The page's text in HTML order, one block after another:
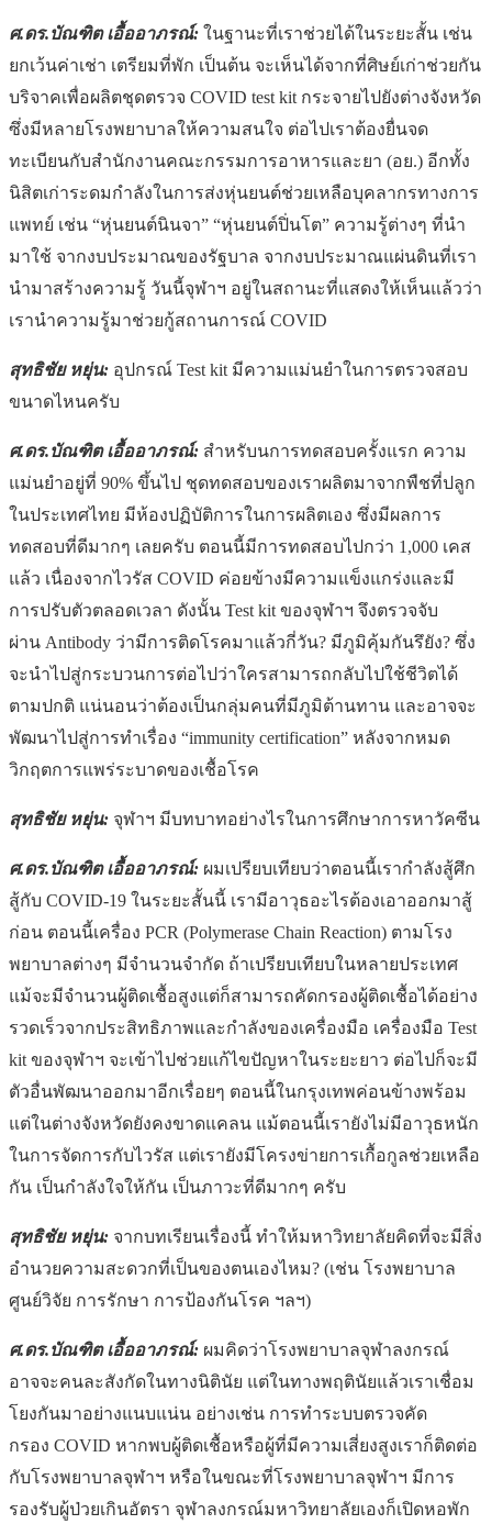
ศ.ดร.บัณฑิต เอื้ออาภรณ์: ในฐานะที่เราช่วยได้ในระยะสั้น เช่น
ยกเว้นค่าเช่า เตรียมที่พัก เป็นต้น จะเห็นได้จากที่ศิษย์เก่าช่วยกัน
บริจาคเพื่อผลิตชุดตรวจ COVID test kit กระจายไปยังต่างจังหวัด
ซึ่งมีหลายโรงพยาบาลให้ความสนใจ ต่อไปเราต้องยื่นจด
ทะเบียนกับสำนักงานคณะกรรมการอาหารและยา (อย.) อีกทั้ง
นิสิตเก่าระดมกำลังในการส่งหุ่นยนต์ช่วยเหลือบุคลากรทางการ
แพทย์ เช่น “หุ่นยนต์นินจา” “หุ่นยนต์ปิ่นโต” ความรู้ต่างๆ ที่นำ
มาใช้ จากงบประมาณของรัฐบาล จากงบประมาณแผ่นดินที่เรา
นำมาสร้างความรู้ วันนี้จุฬาฯ อยู่ในสถานะที่แสดงให้เห็นแล้วว่า
เรานำความรู้มาช่วยกู้สถานการณ์ COVID
สุทธิชัย หยุ่น: อุปกรณ์ Test kit มีความแม่นยำในการตรวจสอบ
ขนาดไหนครับ
ศ.ดร.บัณฑิต เอื้ออาภรณ์: สำหรับนการทดสอบครั้งแรก ความ
แม่นยำอยู่ที่ 90% ขึ้นไป ชุดทดสอบของเราผลิตมาจากพืชที่ปลูก
ในประเทศไทย มีห้องปฏิบัติการในการผลิตเอง ซึ่งมีผลการ
ทดสอบที่ดีมากๆ เลยครับ ตอนนี้มีการทดสอบไปกว่า 1,000 เคส
แล้ว เนื่องจากไวรัส COVID ค่อยข้างมีความแข็งแกร่งและมี
การปรับตัวตลอดเวลา ดังนั้น Test kit ของจุฬาฯ จึงตรวจจับ
ผ่าน Antibody ว่ามีการติดโรคมาแล้วกี่วัน? มีภูมิคุ้มกันรึยัง? ซึ่ง
จะนำไปสู่กระบวนการต่อไปว่าใครสามารถกลับไปใช้ชีวิตได้
ตามปกติ แน่นอนว่าต้องเป็นกลุ่มคนที่มีภูมิต้านทาน และอาจจะ
พัฒนาไปสู่การทำเรื่อง “immunity certification” หลังจากหมด
วิกฤตการแพร่ระบาดของเชื้อโรค
สุทธิชัย หยุ่น: จุฬาฯ มีบทบาทอย่างไรในการศึกษาการหาวัคซีน
ศ.ดร.บัณฑิต เอื้ออาภรณ์: ผมเปรียบเทียบว่าตอนนี้เรากำลังสู้ศึก
สู้กับ COVID-19 ในระยะสั้นนี้ เรามีอาวุธอะไรต้องเอาออกมาสู้
ก่อน ตอนนี้เครื่อง PCR (Polymerase Chain Reaction) ตามโรง
พยาบาลต่างๆ มีจำนวนจำกัด ถ้าเปรียบเทียบในหลายประเทศ
แม้จะมีจำนวนผู้ติดเชื้อสูงแต่ก็สามารถคัดกรองผู้ติดเชื้อได้อย่าง
รวดเร็วจากประสิทธิภาพและกำลังของเครื่องมือ เครื่องมือ Test
kit ของจุฬาฯ จะเข้าไปช่วยแก้ไขปัญหาในระยะยาว ต่อไปก็จะมี
ตัวอื่นพัฒนาออกมาอีกเรื่อยๆ ตอนนี้ในกรุงเทพค่อนข้างพร้อม
แต่ในต่างจังหวัดยังคงขาดแคลน แม้ตอนนี้เรายังไม่มีอาวุธหนัก
ในการจัดการกับไวรัส แต่เรายังมีโครงข่ายการเกื้อกูลช่วยเหลือ
กัน เป็นกำลังใจให้กัน เป็นภาวะที่ดีมากๆ ครับ
สุทธิชัย หยุ่น: จากบทเรียนเรื่องนี้ ทำให้มหาวิทยาลัยคิดที่จะมีสิ่ง
อำนวยความสะดวกที่เป็นของตนเองไหม? (เช่น โรงพยาบาล
ศูนย์วิจัย การรักษา การป้องกันโรค ฯลฯ)
ศ.ดร.บัณฑิต เอื้ออาภรณ์: ผมคิดว่าโรงพยาบาลจุฬาลงกรณ์
อาจจะคนละสังกัดในทางนิตินัย แต่ในทางพฤตินัยแล้วเราเชื่อม
โยงกันมาอย่างแนบแน่น อย่างเช่น การทำระบบตรวจคัด
กรอง COVID หากพบผู้ติดเชื้อหรือผู้ที่มีความเสี่ยงสูงเราก็ติดต่อ
กับโรงพยาบาลจุฬาฯ หรือในขณะที่โรงพยาบาลจุฬาฯ มีการ
รองรับผู้ป่วยเกินอัตรา จุฬาลงกรณ์มหาวิทยาลัยเองก็เปิดหอพัก